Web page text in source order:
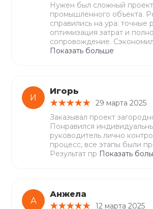
Нужен был сложный
промышленного объекта.
справились на ура: точные
оптимизация затрат и
сопровождение.
Показать больше
И
Игорь
29 марта 2025
Заказывал проект
Понравился
руководитель лично
процесс, все этапы были
Результат пр Показать
А
Анжела
12 марта 2025